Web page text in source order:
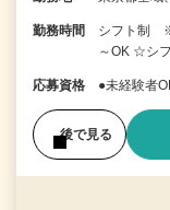
勤務時間
シフト制 ※
～OK ☆シ
応募資格 ●未経験者
後で見る